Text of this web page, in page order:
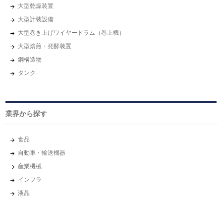
大型乾燥装置
大型計装設備
大型巻き上げワイヤードラム（巻上機）
大型焙煎・発酵装置
鋼構造物
タンク
業界から探す
⾷品
自動車・輸送機器
産業機械
インフラ
液晶